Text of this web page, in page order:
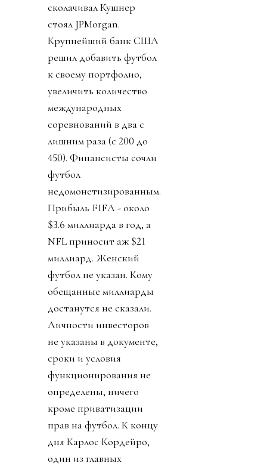
сколачивал Кушнер
стоял JPMorgan.
Крупнейший банк США
решил добавить футбол
к своему портфолио,
увеличить количество
международных
соревнований в два с
лишним раза (с 200 до
450). Финансисты сочли
футбол
недомонетизированным.
Прибыль FIFA - около
$3.6 миллиарда в год, а
NFL приносит аж $21
миллиард. Женский
футбол не указан. Кому
обещанные миллиарды
достанутся не сказали.
Личности инвесторов
не указаны в документе,
сроки и условия
функционирования не
определены, ничего
кроме приватизации
прав на футбол. К концу
дня Карлос Кордейро,
один из главных